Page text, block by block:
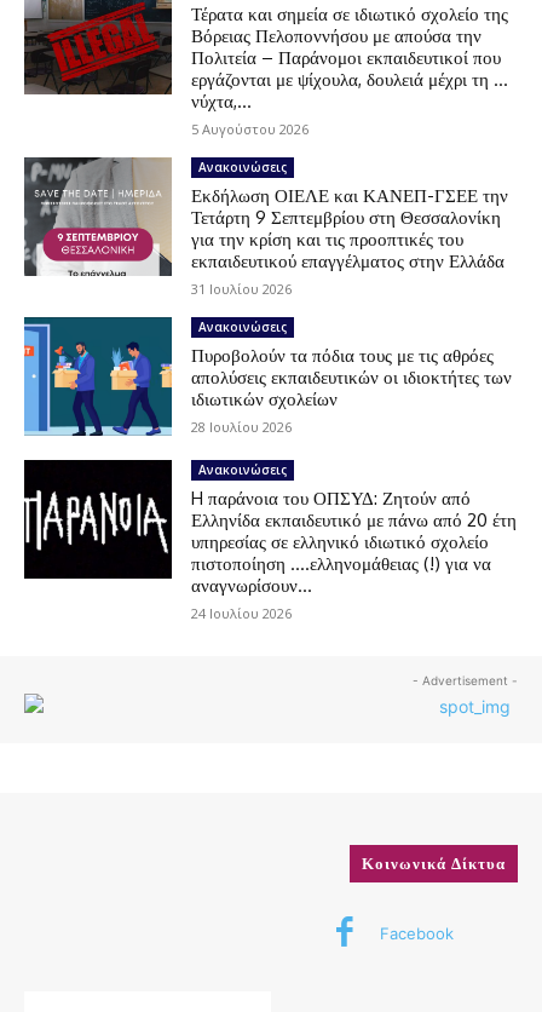
Τέρατα και σημεία σε ιδιωτικό σχολείο της
Βόρειας Πελοποννήσου με απούσα την
Πολιτεία – Παράνομοι εκπαιδευτικοί που
εργάζονται με ψίχουλα, δουλειά μέχρι τη …
νύχτα,...
5 Αυγούστου 2026
Ανακοινώσεις
Εκδήλωση ΟΙΕΛΕ και ΚΑΝΕΠ-ΓΣΕΕ την
Τετάρτη 9 Σεπτεμβρίου στη Θεσσαλονίκη
για την κρίση και τις προοπτικές του
εκπαιδευτικού επαγγέλματος στην Ελλάδα
31 Ιουλίου 2026
Ανακοινώσεις
Πυροβολούν τα πόδια τους με τις αθρόες
απολύσεις εκπαιδευτικών οι ιδιοκτήτες των
ιδιωτικών σχολείων
28 Ιουλίου 2026
Ανακοινώσεις
H παράνοια του ΟΠΣΥΔ: Ζητούν από
Ελληνίδα εκπαιδευτικό με πάνω από 20 έτη
υπηρεσίας σε ελληνικό ιδιωτικό σχολείο
πιστοποίηση ….ελληνομάθειας (!) για να
αναγνωρίσουν...
24 Ιουλίου 2026
- Advertisement -
Κοινωνικά Δίκτυα
Facebook